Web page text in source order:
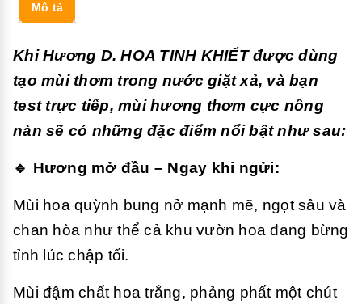
Mô tả
Khi Hương D. HOA TINH KHIẾT được dùng
tạo mùi thơm trong nước giặt xả, và bạn
test trực tiếp, mùi hương thơm cực nồng
nàn sẽ có những đặc điểm nổi bật như sau:
🔹 Hương mở đầu – Ngay khi ngửi:
Mùi hoa quỳnh bung nở mạnh mẽ, ngọt sâu và
chan hòa như thể cả khu vườn hoa đang bừng
tỉnh lúc chập tối.
Mùi đậm chất hoa trắng, phảng phất một chút